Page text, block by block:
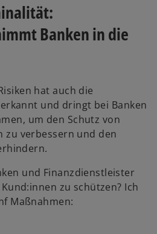
Banken in die
hat auch die
und dringt bei Banken
um den Schutz von
zu verbessern und den
und Finanzdienstleister
zu schützen? Ich
Maßnahmen: